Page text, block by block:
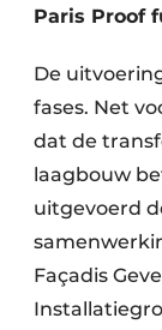
Paris Proof
De
fases. Net
dat de
laagbouw
uitgevoerd
Façadis